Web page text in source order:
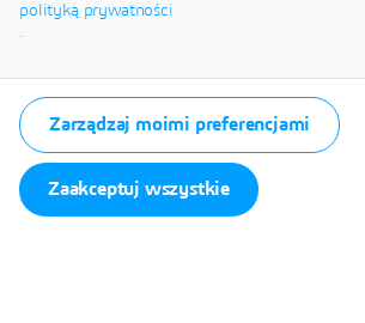
polityką prywatności
.
Zaakceptuj wszystkie
Zarządzaj moimi preferencjami